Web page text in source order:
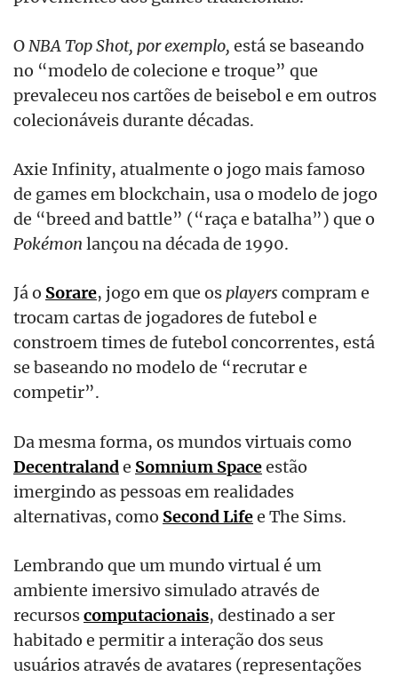
ONBA Top Shot, por exemplo, está se baseando
no “modelo de colecione e troque” que
prevaleceu nos cartões de beisebol e em outros
colecionáveis durante décadas.
Axie Infinity, atualmente o jogo mais famoso
de games em blockchain, usa o modelo de jogo
de “breed and battle” (“raça e batalha”) que o
Pokémon lançou na década de 1990.
Já o Sorare, jogo em que os players compram e
trocam cartas de jogadores de futebol e
constroem times de futebol concorrentes, está
se baseando no modelo de “recrutar e
competir”.
Da mesma forma, os mundos virtuais como
Decentralande Somnium Spaceestão
imergindo as pessoas em realidades
alternativas, como Second Lifee The Sims.
Lembrando que um mundo virtual é um
ambiente imersivo simulado através de
recursoscomputacionais, destinado a ser
habitado e permitir a interação dos seus
usuários através de avatares (representações